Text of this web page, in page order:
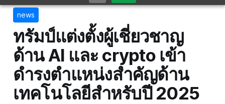
news
ทรัมป์แต่งตั้งผู้เชี่ยวชาญ
ด้าน AI และ crypto เข้า
ดำรงตำแหน่งสำคัญด้าน
เทคโนโลยีสำหรับปี 2025